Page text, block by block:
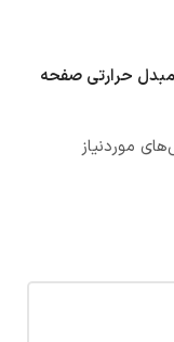
حرارتی صفحه
موردنیاز